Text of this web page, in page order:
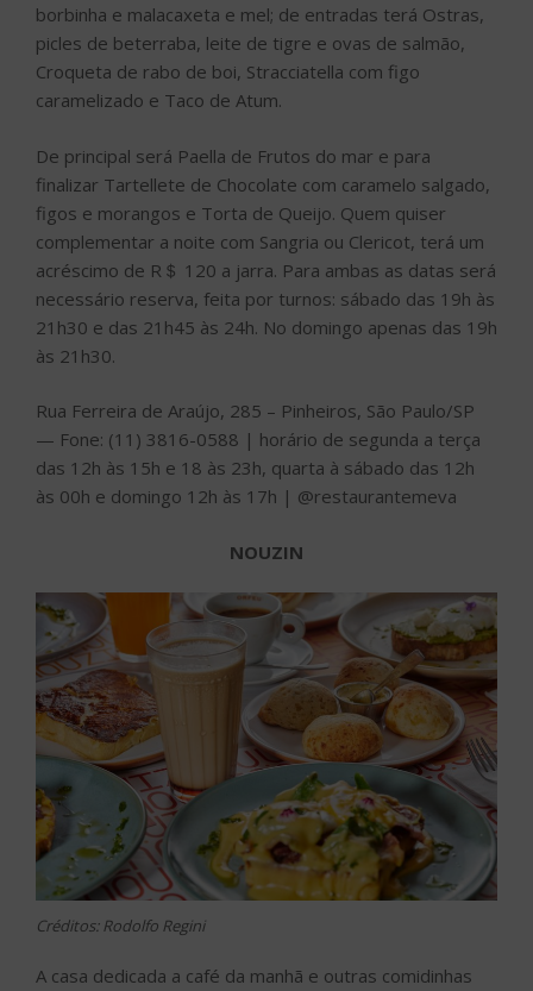
borbinha e malacaxeta e mel; de entradas terá Ostras,
picles de beterraba, leite de tigre e ovas de salmão,
Croqueta de rabo de boi, Stracciatella com figo
caramelizado e Taco de Atum.
De principal será Paella de Frutos do mar e para
finalizar Tartellete de Chocolate com caramelo salgado,
figos e morangos e Torta de Queijo. Quem quiser
complementar a noite com Sangria ou Clericot, terá um
acréscimo de R＄ 120 a jarra. Para ambas as datas será
necessário reserva, feita por turnos: sábado das 19h às
21h30 e das 21h45 às 24h. No domingo apenas das 19h
às 21h30.
Rua Ferreira de Araújo, 285 – Pinheiros, São Paulo/SP
— Fone: (11) 3816-0588 | horário de segunda a terça
das 12h às 15h e 18 às 23h, quarta à sábado das 12h
às 00h e domingo 12h às 17h | @restaurantemeva
NOUZIN
Créditos: Rodolfo Regini
A casa dedicada a café da manhã e outras comidinhas